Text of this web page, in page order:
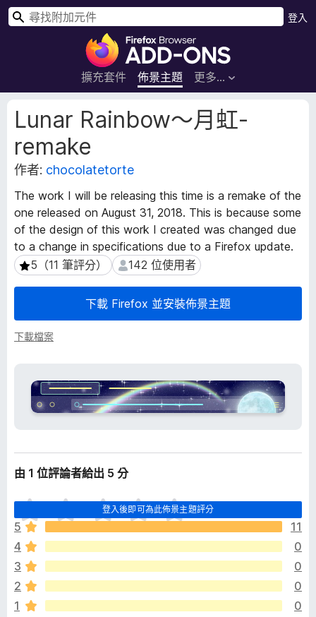
F
r
e
o
器
附
加
元
件
擴充套件 佈景主題 更多…
登入
搜
Lunar Rainbow〜月虹-
remake
作者: chocolatetorte
The work I will be releasing this time is a remake of the
one released on August 31, 2018. This is because some
of the design of this work I created was changed due
to a change in specifications due to a Firefox update.
5（11 筆評分）
5（11 筆評分） 142 位使用者
142 位使用者
下載 Firefox 並安裝佈景主題
下載檔案
擴
充
套
件
後
資
料
由 1 位評論者給出 5 分
登入後即可為此佈景主題評分
目
前
沒
有
評
分
5
11
4
0
3
0
2
0
1
0